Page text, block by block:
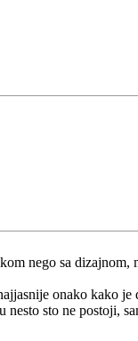
nego sa
onako kako
sto ne postoji,